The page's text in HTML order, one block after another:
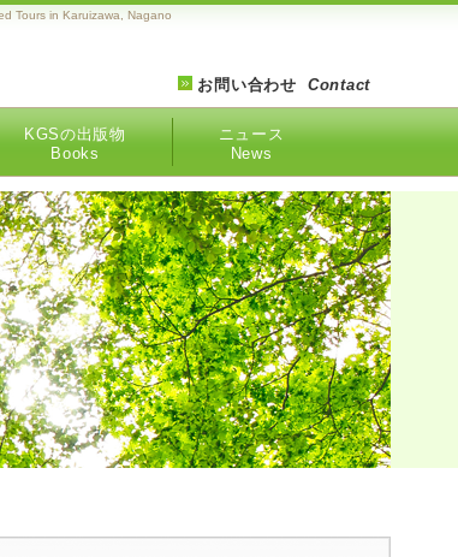
Tours in Karuizawa, Nagano
お問い合わせContact
KGSの出版物
Books
ニュース
News